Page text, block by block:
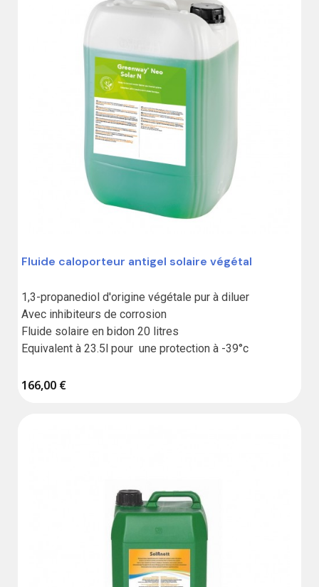
Fluide caloporteur antigel solaire végétal
1,3-propanediol d'origine végétale pur à diluer
Avec inhibiteurs de corrosion
Fluide solaire en bidon 20 litres
Equivalent à 23.5l pour  une protection à -39°c
166,00 €